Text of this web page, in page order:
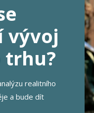
vývoj
realitního
a bude dít